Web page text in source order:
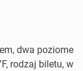
dwa poziome
rodzaj biletu, w